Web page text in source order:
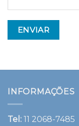
INFORMAÇÕES
Tel: 11 2068-7485